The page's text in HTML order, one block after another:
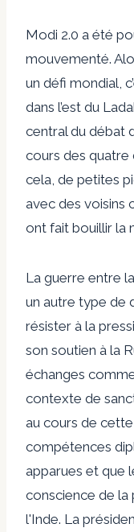
Modi 2.0 a été
mouvementé.
un défi mondial,
dans l’est du
central du débat
cours des quatre
cela, de petites
avec des voisins
ont fait bouillir la
La guerre entre
un autre type de
résister à la
son soutien à la
échanges
contexte de
au cours de
compétences
apparues et que
conscience de la
l'Inde. La